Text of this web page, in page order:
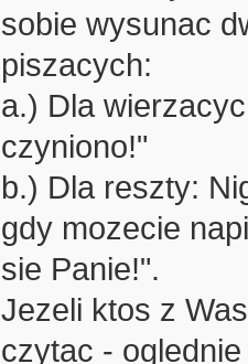
sobie wysunac
piszacych:
a.) Dla
czyniono!"
b.) Dla reszty:
gdy mozecie
sie Panie!".
Jezeli ktos z
czytac -